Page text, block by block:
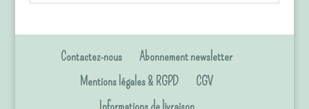
Contactez-nous
Abonnement newsletter
Mentions légales & RGPD
CGV